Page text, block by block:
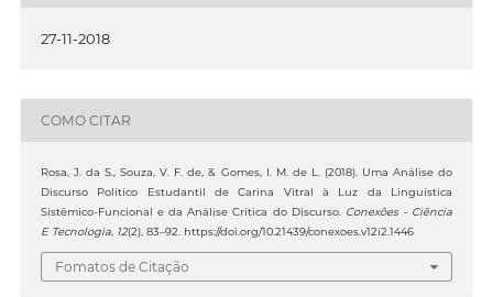
27-11-2018
COMO CITAR
Rosa, J. da S., Souza, V. F. de, & Gomes, I. M. de L. (2018). Uma Análise do
Discurso Político Estudantil de Carina Vitral à Luz da Linguística
Sistêmico-Funcional e da Análise Crítica do Discurso.
Conexões - Ciência
E Tecnologia, 12(2), 83–92. https://doi.org/10.21439/conexoes.v12i2.1446
Fomatos de Citação